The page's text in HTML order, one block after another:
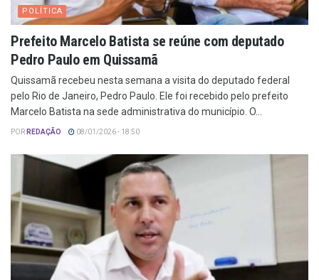
POLÍTICA
Prefeito Marcelo Batista se reúne com deputado
Pedro Paulo em Quissamã
Quissamã recebeu nesta semana a visita do deputado federal
pelo Rio de Janeiro, Pedro Paulo. Ele foi recebido pelo prefeito
Marcelo Batista na sede administrativa do município. O...
POR REDAÇÃO 08/01/2026 - 18:50